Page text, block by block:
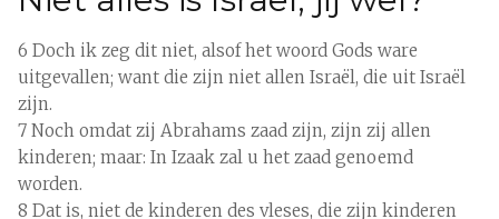
6 Doch ik zeg dit niet, alsof het woord Gods ware
uitgevallen; want die zijn niet allen Israël, die uit Israël
zijn.
7 Noch omdat zij Abrahams zaad zijn, zijn zij allen
kinderen; maar: In Izaak zal u het zaad genoemd
worden.
8 Dat is, niet de kinderen des vleses, die zijn kinderen